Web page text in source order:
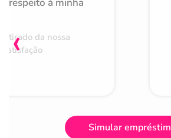
da nossa
‹
Simular